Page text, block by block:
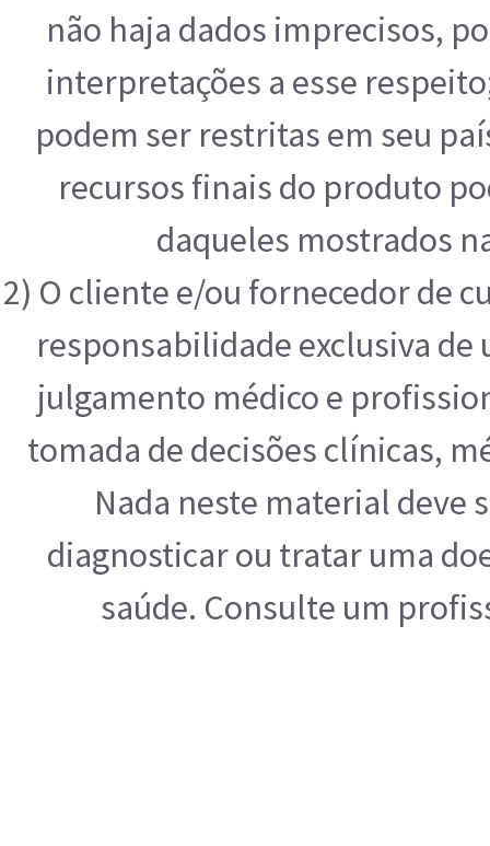
não haja dados imprecisos,
interpretações a esse
podem ser restritas em seu
recursos finais do produto
daqueles mostrados
2) O cliente e/ou fornecedor de
responsabilidade exclusiva
julgamento médico e
tomada de decisões clínicas,
Nada neste material deve
diagnosticar ou tratar uma
saúde. Consulte um